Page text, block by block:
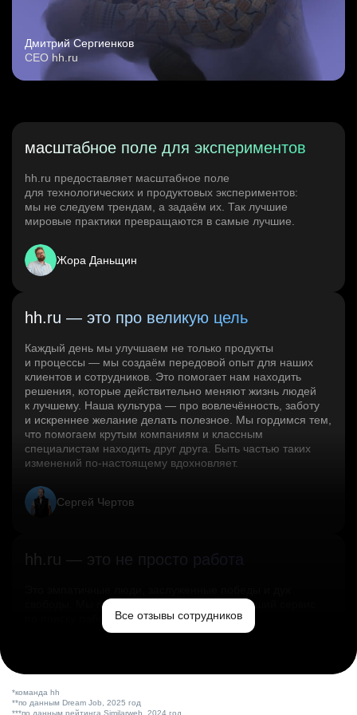
Дмитрий Сергиенков
CEO hh.ru
масштабное поле для экспериментов
hh.ru предоставляет масштабное поле
для технологических и продуктовых экспериментов:
мы не следуем трендам, а задаём их. Так лучшие
мировые практики превращаются в самые лучшие.
Жора Даньщин
hh.ru — это про великую цель
Каждый день мы улучшаем не только продукты
и процессы — мы создаём передовой опыт для наших
клиентов и сотрудников. Это помогает нам находить
решения, которые действительно меняют жизнь людей
к лучшему. Наша культура — про вовлечённость, заботу
и искреннее желание делать полезное. Мы гордимся тем,
что помогаем крутым компаниям и классным
специалистам находить друг друга. Быть частью таких
изменений по‑настоящему вдохновляет.
Сергей Чертов
hh.ru — это не просто работа
свободы. Мы помогаем миру и создаём лучший сервис
по поиску работы в стране.Все отзывы сотрудников
*команда hh
**по данным Dream Job, 2025 год
***по данным рейтинга Similarweb, 2024 год